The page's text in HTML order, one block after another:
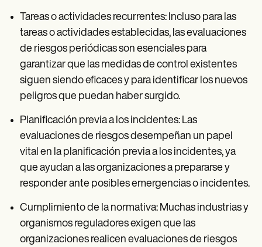
Tareas o actividades recurrentes: Incluso para las
tareas o actividades establecidas, las evaluaciones
de riesgos periódicas son esenciales para
garantizar que las medidas de control existentes
siguen siendo eficaces y para identificar los nuevos
peligros que puedan haber surgido.
Planificación previa a los incidentes: Las
evaluaciones de riesgos desempeñan un papel
vital en la planificación previa a los incidentes, ya
que ayudan a las organizaciones a prepararse y
responder ante posibles emergencias o incidentes.
Cumplimiento de la normativa: Muchas industrias y
organismos reguladores exigen que las
organizaciones realicen evaluaciones de riesgos